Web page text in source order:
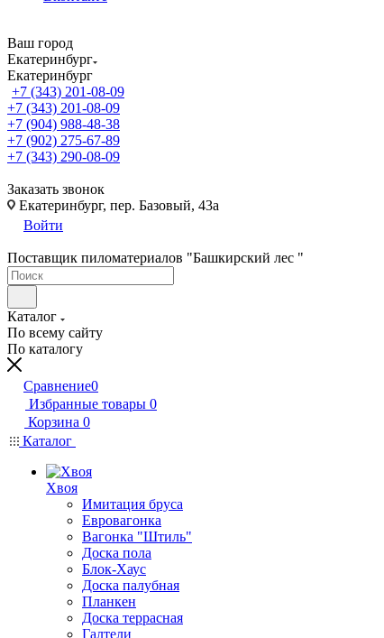
Ваш город
Екатеринбург
Екатеринбург
+7 (343) 201-08-09
+7 (343) 201-08-09
+7 (904) 988-48-38
+7 (902) 275-67-89
+7 (343) 290-08-09
Заказать звонок
Екатеринбург, пер. Базовый, 43а
Войти
Поставщик пиломатериалов "Башкирский лес "
Каталог
По всему сайту
По каталогу
Сравнение0
Избранные товары 0
Корзина 0
Каталог
Хвоя
Имитация бруса
Евровагонка
Вагонка "Штиль"
Доска пола
Блок-Хаус
Доска палубная
Планкен
Доска террасная
Галтели